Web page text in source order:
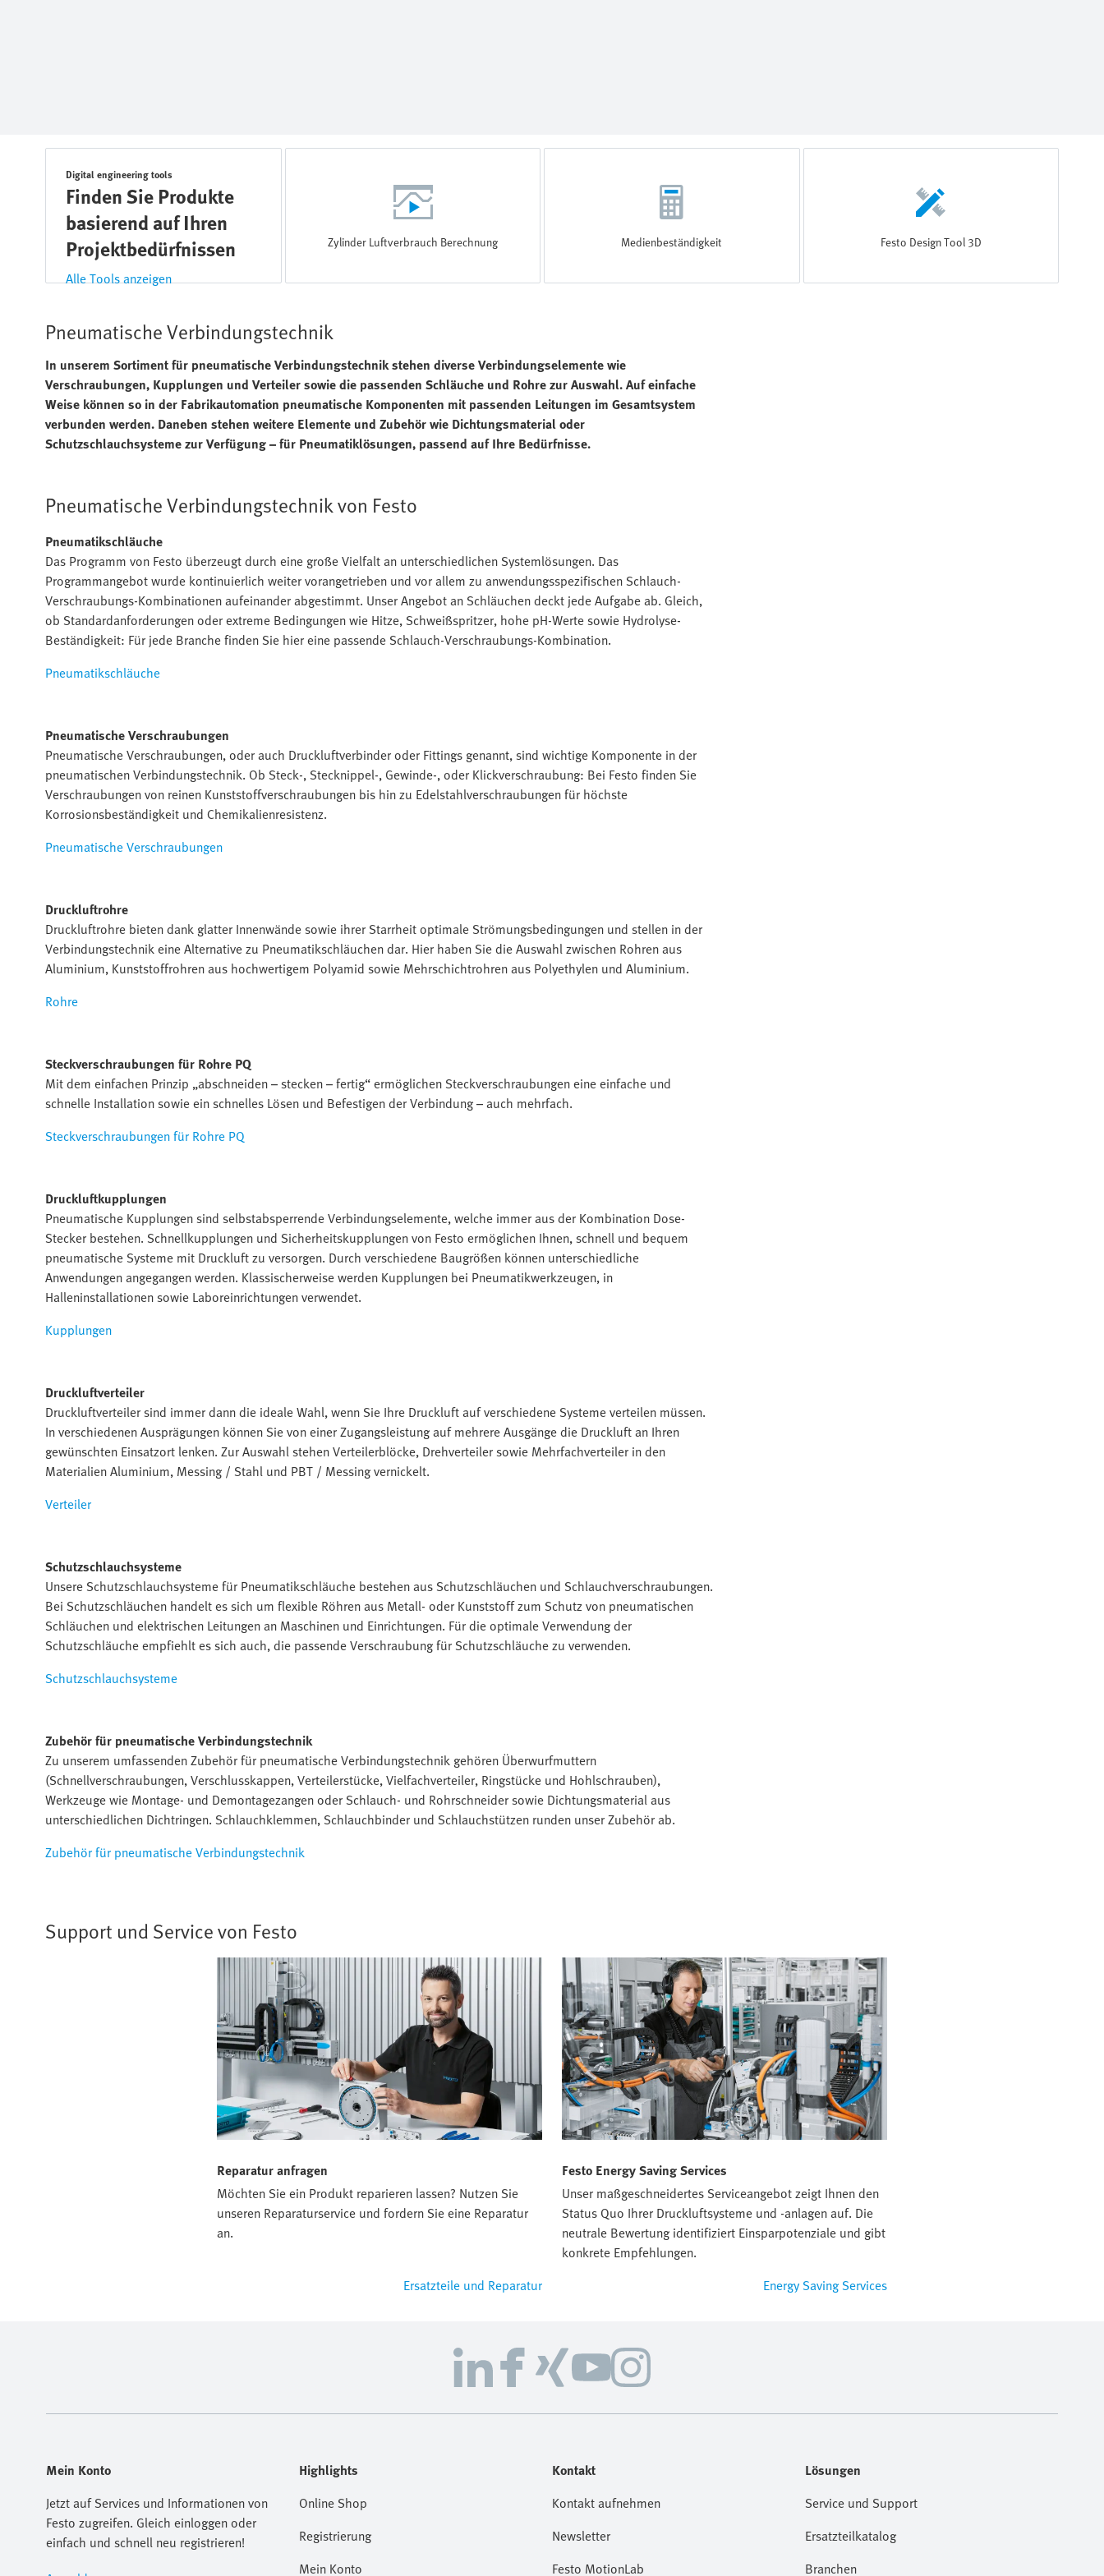
Digital engineering tools
Finden Sie Produkte
basierend auf Ihren
Projektbedürfnissen
Alle Tools anzeigen
Zylinder Luftverbrauch Berechnung Medienbeständigkeit Festo Design Tool 3D
Pneumatische Verbindungstechnik
In unserem Sortiment für pneumatische Verbindungstechnik stehen diverse Verbindungselemente wie
Verschraubungen, Kupplungen und Verteiler sowie die passenden Schläuche und Rohre zur Auswahl. Auf einfache
Weise können so in der Fabrikautomation pneumatische Komponenten mit passenden Leitungen im Gesamtsystem
verbunden werden. Daneben stehen weitere Elemente und Zubehör wie Dichtungsmaterial oder
Schutzschlauchsysteme zur Verfügung – für Pneumatiklösungen, passend auf Ihre Bedürfnisse.
Pneumatische Verbindungstechnik von Festo
Pneumatikschläuche
Das Programm von Festo überzeugt durch eine große Vielfalt an unterschiedlichen Systemlösungen. Das
Programmangebot wurde kontinuierlich weiter vorangetrieben und vor allem zu anwendungsspezifischen Schlauch-
Verschraubungs-Kombinationen aufeinander abgestimmt. Unser Angebot an Schläuchen deckt jede Aufgabe ab. Gleich,
ob Standardanforderungen oder extreme Bedingungen wie Hitze, Schweißspritzer, hohe pH-Werte sowie Hydrolyse-
Beständigkeit: Für jede Branche finden Sie hier eine passende Schlauch-Verschraubungs-Kombination.
Pneumatikschläuche
Pneumatische Verschraubungen
Pneumatische Verschraubungen, oder auch Druckluftverbinder oder Fittings genannt, sind wichtige Komponente in der
pneumatischen Verbindungstechnik. Ob Steck-, Stecknippel-, Gewinde-, oder Klickverschraubung: Bei Festo finden Sie
Verschraubungen von reinen Kunststoffverschraubungen bis hin zu Edelstahlverschraubungen für höchste
Korrosionsbeständigkeit und Chemikalienresistenz.
Pneumatische Verschraubungen
Druckluftrohre
Druckluftrohre bieten dank glatter Innenwände sowie ihrer Starrheit optimale Strömungsbedingungen und stellen in der
Verbindungstechnik eine Alternative zu Pneumatikschläuchen dar. Hier haben Sie die Auswahl zwischen Rohren aus
Aluminium, Kunststoffrohren aus hochwertigem Polyamid sowie Mehrschichtrohren aus Polyethylen und Aluminium.
Rohre
Steckverschraubungen für Rohre PQ
Mit dem einfachen Prinzip „abschneiden – stecken – fertig“ ermöglichen Steckverschraubungen eine einfache und
schnelle Installation sowie ein schnelles Lösen und Befestigen der Verbindung – auch mehrfach.
Steckverschraubungen für Rohre PQ
Druckluftkupplungen
Pneumatische Kupplungen sind selbstabsperrende Verbindungselemente, welche immer aus der Kombination Dose-
Stecker bestehen. Schnellkupplungen und Sicherheitskupplungen von Festo ermöglichen Ihnen, schnell und bequem
pneumatische Systeme mit Druckluft zu versorgen. Durch verschiedene Baugrößen können unterschiedliche
Anwendungen angegangen werden. Klassischerweise werden Kupplungen bei Pneumatikwerkzeugen, in
Halleninstallationen sowie Laboreinrichtungen verwendet.
Kupplungen
Druckluftverteiler
Druckluftverteiler sind immer dann die ideale Wahl, wenn Sie Ihre Druckluft auf verschiedene Systeme verteilen müssen.
In verschiedenen Ausprägungen können Sie von einer Zugangsleistung auf mehrere Ausgänge die Druckluft an Ihren
gewünschten Einsatzort lenken. Zur Auswahl stehen Verteilerblöcke, Drehverteiler sowie Mehrfachverteiler in den
Materialien Aluminium, Messing / Stahl und PBT / Messing vernickelt.
Verteiler
Schutzschlauchsysteme
Unsere Schutzschlauchsysteme für Pneumatikschläuche bestehen aus Schutzschläuchen und Schlauchverschraubungen.
Bei Schutzschläuchen handelt es sich um flexible Röhren aus Metall- oder Kunststoff zum Schutz von pneumatischen
Schläuchen und elektrischen Leitungen an Maschinen und Einrichtungen. Für die optimale Verwendung der
Schutzschläuche empfiehlt es sich auch, die passende Verschraubung für Schutzschläuche zu verwenden.
Schutzschlauchsysteme
Zubehör für pneumatische Verbindungstechnik
Zu unserem umfassenden Zubehör für pneumatische Verbindungstechnik gehören Überwurfmuttern
(Schnellverschraubungen, Verschlusskappen, Verteilerstücke, Vielfachverteiler, Ringstücke und Hohlschrauben),
Werkzeuge wie Montage- und Demontagezangen oder Schlauch- und Rohrschneider sowie Dichtungsmaterial aus
unterschiedlichen Dichtringen. Schlauchklemmen, Schlauchbinder und Schlauchstützen runden unser Zubehör ab.
Zubehör für pneumatische Verbindungstechnik
Support und Service von Festo
Reparatur anfragen
Möchten Sie ein Produkt reparieren lassen? Nutzen Sie
unseren Reparaturservice und fordern Sie eine Reparatur
an.
Ersatzteile und Reparatur
Festo Energy Saving Services
Unser maßgeschneidertes Serviceangebot zeigt Ihnen den
Status Quo Ihrer Druckluftsysteme und -anlagen auf. Die
neutrale Bewertung identifiziert Einsparpotenziale und gibt
konkrete Empfehlungen.
Energy Saving Services
Mein Konto
Jetzt auf Services und Informationen von
Festo zugreifen. Gleich einloggen oder
einfach und schnell neu registrieren!
Highlights
Online Shop
Registrierung
Mein Konto
Kontakt
Kontakt aufnehmen
Newsletter
Festo MotionLab
Lösungen
Service und Support
Ersatzteilkatalog
Branchen